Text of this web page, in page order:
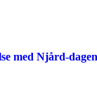
med Njård-dagen